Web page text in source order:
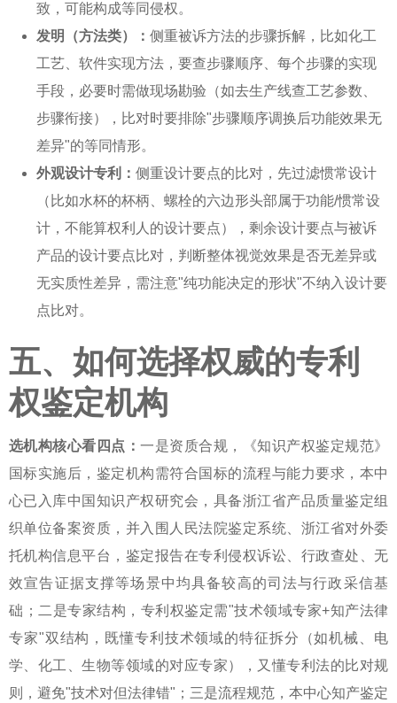
致，可能构成等同侵权。
发明（方法类）：侧重被诉方法的步骤拆解，比如化工
工艺、软件实现方法，要查步骤顺序、每个步骤的实现
手段，必要时需做现场勘验（如去生产线查工艺参数、
步骤衔接），比对时要排除"步骤顺序调换后功能效果无
差异"的等同情形。
外观设计专利：侧重设计要点的比对，先过滤惯常设计
（比如水杯的杯柄、螺栓的六边形头部属于功能/惯常设
计，不能算权利人的设计要点），剩余设计要点与被诉
产品的设计要点比对，判断整体视觉效果是否无差异或
无实质性差异，需注意"纯功能决定的形状"不纳入设计要
点比对。
五、如何选择权威的专利
权鉴定机构
选机构核心看四点：一是资质合规，《知识产权鉴定规范》
国标实施后，鉴定机构需符合国标的流程与能力要求，本中
心已入库中国知识产权研究会，具备浙江省产品质量鉴定组
织单位备案资质，并入围人民法院鉴定系统、浙江省对外委
托机构信息平台，鉴定报告在专利侵权诉讼、行政查处、无
效宣告证据支撑等场景中均具备较高的司法与行政采信基
础；二是专家结构， 专利权鉴定需"技术领域专家+知产法律
专家"双结构，既懂专利技术领域的特征拆分（如机械、电
学、化工、生物等领域的对应专家），又懂专利法的比对规
则，避免"技术对但法律错"；三是流程规范，本中心知产鉴定